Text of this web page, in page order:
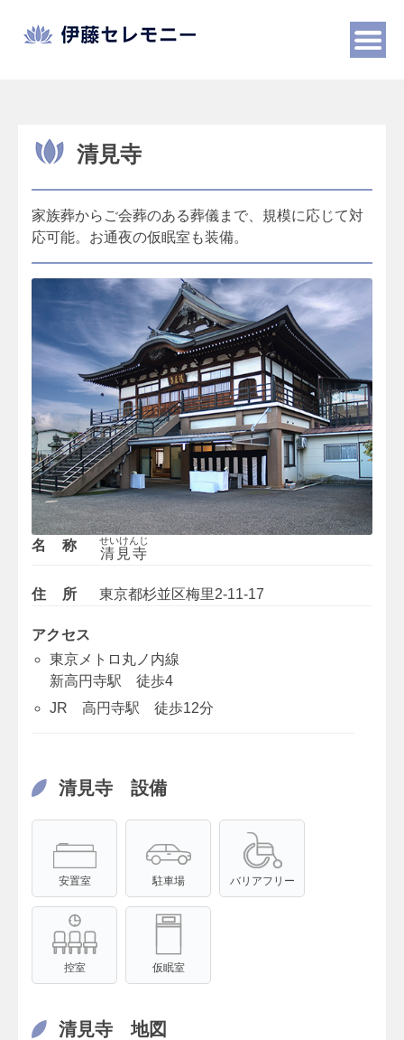
清見寺
家族葬からご会葬のある葬儀まで、規模に応じて対
応可能。お通夜の仮眠室も装備。
名称
清見寺
せいけんじ
住所 東京都杉並区梅里2-11-17
アクセス
東京メトロ丸ノ内線
新高円寺駅 徒歩4
JR 高円寺駅 徒歩12分
清見寺 設備
安置室 駐車場 バリアフリー
控室 仮眠室
清見寺 地図